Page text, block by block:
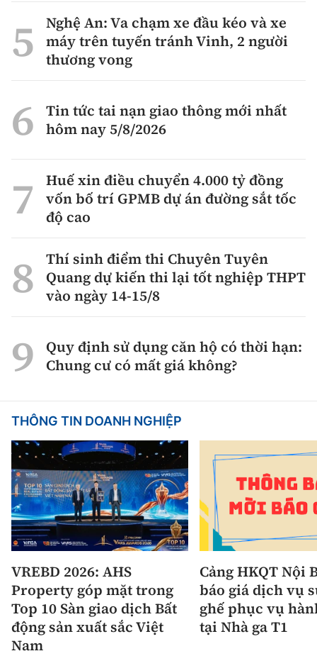
Nghệ An: Va chạm xe đầu kéo và xe
máy trên tuyến tránh Vinh, 2 người
thương vong
Tin tức tai nạn giao thông mới nhất
hôm nay 5/8/2026
Huế xin điều chuyển 4.000 tỷ đồng
vốn bố trí GPMB dự án đường sắt tốc
độ cao
Thí sinh điểm thi Chuyên Tuyên
Quang dự kiến thi lại tốt nghiệp THPT
vào ngày 14-15/8
Quy định sử dụng căn hộ có thời hạn:
Chung cư có mất giá không?
THÔNG TIN DOANH NGHIỆP
VREBD 2026: AHS
Property góp mặt trong
Top 10 Sàn giao dịch Bất
động sản xuất sắc Việt
Nam
Cảng HKQT Nội
báo giá dịch vụ
ghế phục vụ
tại Nhà ga T1